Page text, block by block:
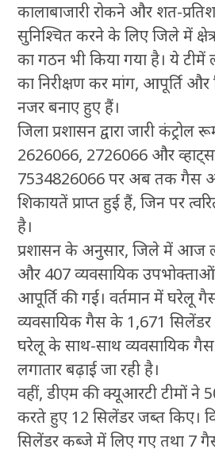
कालाबाजारी रोकने और शत-
सुनिश्चित करने के लिए जिले में
का गठन भी किया गया है। ये टीमें
का निरीक्षण कर मांग, आपूर्ति और
नजर बनाए हुए हैं।
जिला प्रशासन द्वारा जारी
2626066, 2726066 और
7534826066 पर अब तक गैस
शिकायतें प्राप्त हुई हैं, जिन पर
है।
प्रशासन के अनुसार, जिले में आज
और 407 व्यवसायिक
आपूर्ति की गई। वर्तमान में घरेलू
व्यवसायिक गैस के 1,671 सिलेंडर
घरेलू के साथ-साथ व्यवसायिक
लगातार बढ़ाई जा रही है।
वहीं, डीएम की क्यूआरटी टीमों ने
करते हुए 12 सिलेंडर जब्त किए।
सिलेंडर कब्जे में लिए गए तथा 7